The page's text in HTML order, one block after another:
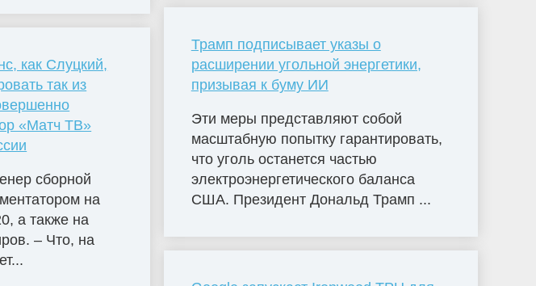
как Слуцкий,
так из
«Матч ТВ»
сборной
на
а также на
– Что, на
Трамп подписывает указы о
расширении угольной энергетики,
призывая к буму ИИ
Эти меры представляют собой
масштабную попытку гарантировать,
что уголь останется частью
электроэнергетического баланса
США. Президент Дональд Трамп ...